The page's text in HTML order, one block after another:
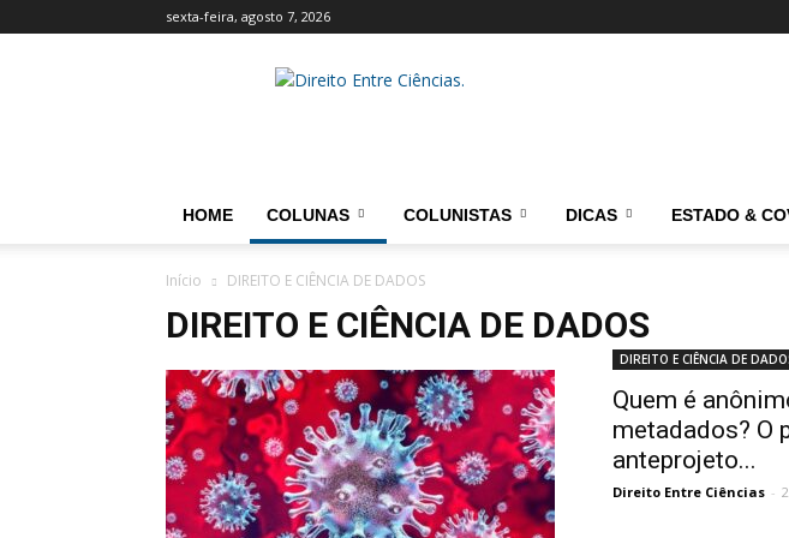
sexta-feira, agosto 7, 2026
Direito
HOME COLUNAS COLUNISTAS DICAS ESTADO &
Início DIREITO E CIÊNCIA DE DADOS
DIREITO E CIÊNCIA DE DADOS
DIREITO E CIÊNCIA DE
Quem é
metadados? O
anteprojeto...
Direito Entre Ciências -